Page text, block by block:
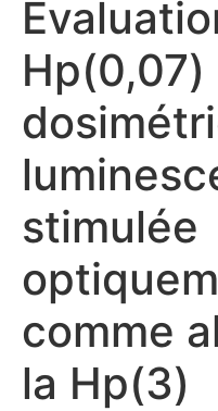
stimulée
comme
la Hp(3)